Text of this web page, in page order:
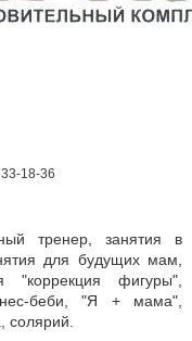
18-36
тренер, занятия в
для будущих мам,
"коррекция фигуры",
беби, "Я + мама",
солярий.